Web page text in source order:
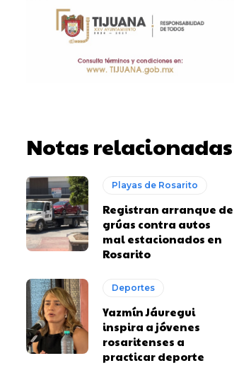
Notas relacionadas
Playas de Rosarito
Registran arranque de
grúas contra autos
mal estacionados en
Rosarito
Deportes
Yazmín Jáuregui
inspira a jóvenes
rosaritenses a
practicar deporte